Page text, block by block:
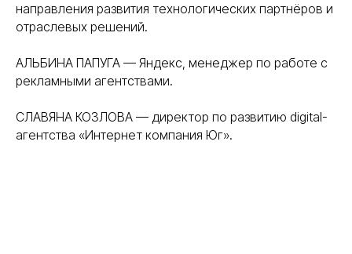
направления развития технологических партнёров и
отраслевых решений.
АЛЬБИНА ПАПУГА — Яндекс, менеджер по работе с
рекламными агентствами.
СЛАВЯНА КОЗЛОВА — директор по развитию digital-
агентства «Интернет компания Юг».